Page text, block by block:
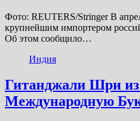
Фото: REUTERS/Stringer В
крупнейшим импортером
Об этом сообщило…
Индия
Гитанджали Шри
Международную